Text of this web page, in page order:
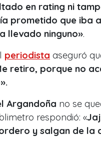
en rating ni
prometido que iba
llevado ninguno».
periodista aseguró
retiro, porque no
Argandoña no se
respondió: «
y salgan de la